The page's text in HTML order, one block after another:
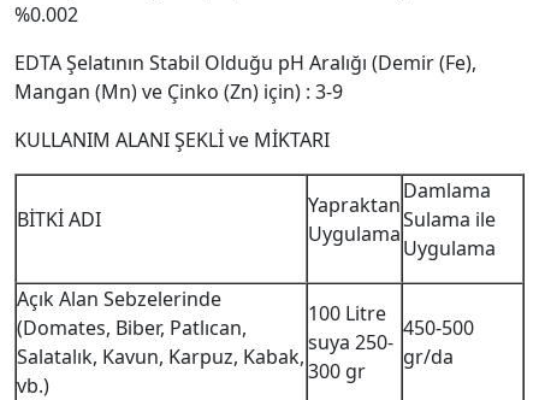
%0.002
EDTA Şelatının Stabil Olduğu pH Aralığı (Demir (Fe),
Mangan (Mn) ve Çinko (Zn) için) : 3-9
KULLANIM ALANI ŞEKLİ ve MİKTARI
BİTKİ ADI
Yapraktan
Uygulama
Damlama
Sulama ile
Uygulama
Açık Alan Sebzelerinde
(Domates, Biber, Patlıcan,
Salatalık, Kavun, Karpuz, Kabak,
vb.)
100 Litre
suya 250-
300 gr
450-500
gr/da